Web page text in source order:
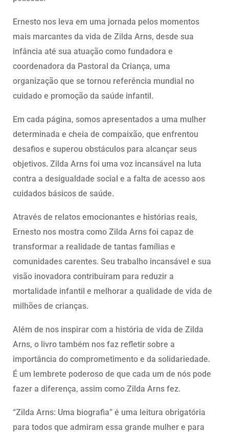
Ernesto nos leva em uma jornada pelos momentos
mais marcantes da vida de Zilda Arns, desde sua
infância até sua atuação como fundadora e
coordenadora da Pastoral da Criança, uma
organização que se tornou referência mundial no
cuidado e promoção da saúde infantil.
Em cada página, somos apresentados a uma mulher
determinada e cheia de compaixão, que enfrentou
desafios e superou obstáculos para alcançar seus
objetivos. Zilda Arns foi uma voz incansável na luta
contra a desigualdade social e a falta de acesso aos
cuidados básicos de saúde.
Através de relatos emocionantes e histórias reais,
Ernesto nos mostra como Zilda Arns foi capaz de
transformar a realidade de tantas famílias e
comunidades carentes. Seu trabalho incansável e sua
visão inovadora contribuíram para reduzir a
mortalidade infantil e melhorar a qualidade de vida de
milhões de crianças.
Além de nos inspirar com a história de vida de Zilda
Arns, o livro também nos faz refletir sobre a
importância do comprometimento e da solidariedade.
É um lembrete poderoso de que cada um de nós pode
fazer a diferença, assim como Zilda Arns fez.
“Zilda Arns: Uma biografia” é uma leitura obrigatória
para todos que admiram essa grande mulher e para